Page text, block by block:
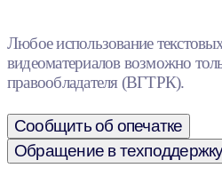
Любое использование
видеоматериалов возможно
правообладателя (ВГТРК).
Сообщить об опечатке
Обращение в